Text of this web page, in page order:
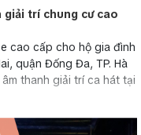
giải trí chung cư cao
cao cấp cho hộ gia đình
quận Đống Đa, TP. Hà
thanh giải trí ca hát tại